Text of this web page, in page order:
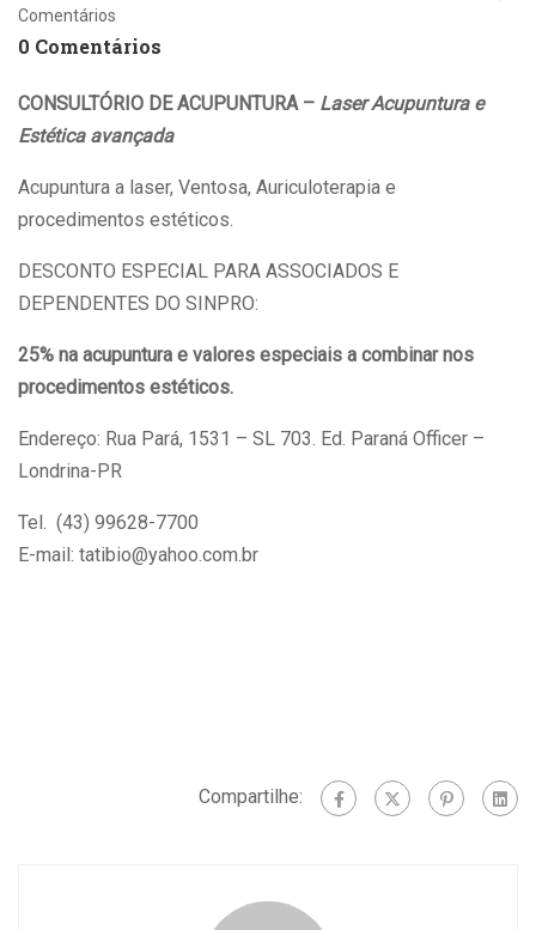
Comentários
0 Comentários
CONSULTÓRIO DE ACUPUNTURA – LaserAcupuntura e
Estética avançada
Acupuntura a laser, Ventosa, Auriculoterapia e
procedimentos estéticos.
DESCONTO ESPECIAL PARA ASSOCIADOS E
DEPENDENTES DO SINPRO:
25% na acupuntura e valores especiais a combinar nos
procedimentos estéticos.
Endereço: Rua Pará, 1531 – SL 703. Ed. Paraná Officer –
Londrina-PR
Tel. (43) 99628-7700
E-mail: tatibio@yahoo.com.br
Compartilhe: